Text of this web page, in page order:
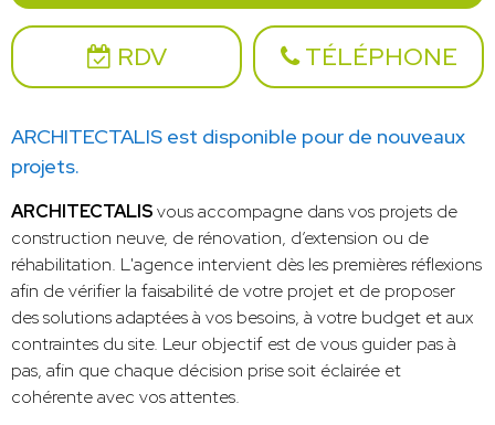
RDV TÉLÉPHONE
ARCHITECTALIS est disponible pour de nouveaux
projets.
ARCHITECTALISvous accompagne dans vos projets de
construction neuve, de rénovation, d’extension ou de
réhabilitation. L'agence intervient dès les premières réflexions
afin de vérifier la faisabilité de votre projet et de proposer
des solutions adaptées à vos besoins, à votre budget et aux
contraintes du site. Leur objectif est de vous guider pas à
pas, afin que chaque décision prise soit éclairée et
cohérente avec vos attentes.